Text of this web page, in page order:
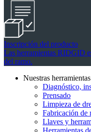
Inscripción del producto
Las herramientas RIDGID
del ramo.
Nuestras herramientas
Diagnóstico,
Prensado
Limpieza de
Fabricación de
Llaves y
Herramientas